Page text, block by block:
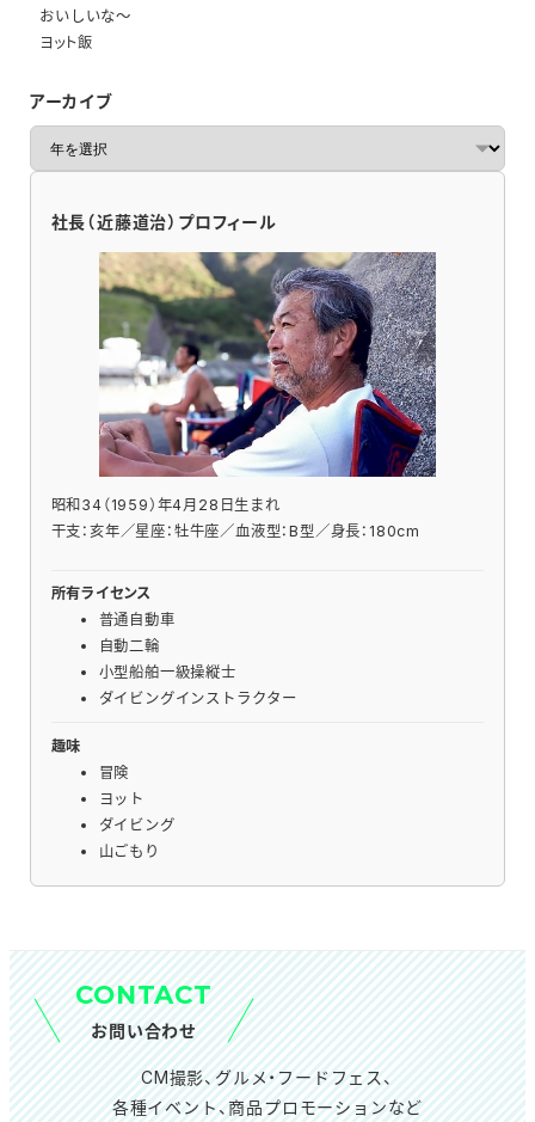
ヨット飯
おいしいな～
アーカイブ
ー
社長（近藤道治）プロフィール
昭和34（1959）年4月28日生まれ
干支：亥年／星座：牡牛座／血液型：B型／身長：180cm
所有ライセンス
普通自動車
自動二輪
小型船舶一級操縦士
ダイビングインストラクター
趣味
冒険
ヨット
ダイビング
山ごもり
CONTACT
お問い合わせ
CM撮影、グルメ・フードフェス、
各種イベント、商品プロモーションなど